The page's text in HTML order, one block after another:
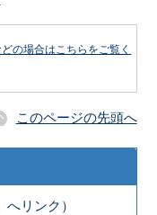
の場合はこちらをご覧く
このページの先頭へ
リンク）